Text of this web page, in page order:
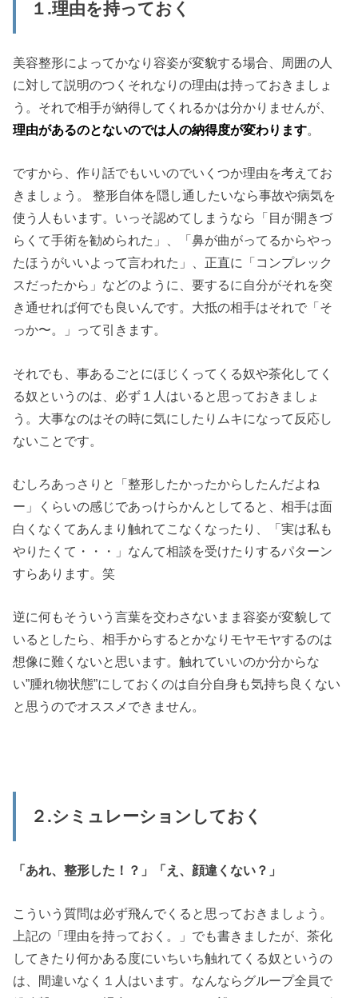
１.理由を持っておく
美容整形によってかなり容姿が変貌する場合、周囲の人
に対して説明のつくそれなりの理由は持っておきましょ
う。それで相手が納得してくれるかは分かりませんが、
理由があるのとないのでは人の納得度が変わります。
ですから、作り話でもいいのでいくつか理由を考えてお
きましょう。 整形自体を隠し通したいなら事故や病気を
使う人もいます。いっそ認めてしまうなら「目が開きづ
らくて手術を勧められた」、「鼻が曲がってるからやっ
たほうがいいよって言われた」、正直に「コンプレック
スだったから」などのように、要するに自分がそれを突
き通せれば何でも良いんです。大抵の相手はそれで「そ
っか〜。」って引きます。
それでも、事あるごとにほじくってくる奴や茶化してく
る奴というのは、必ず１人はいると思っておきましょ
う。大事なのはその時に気にしたりムキになって反応し
ないことです。
むしろあっさりと「整形したかったからしたんだよね
ー」くらいの感じであっけらかんとしてると、相手は面
白くなくてあんまり触れてこなくなったり、「実は私も
やりたくて・・・」なんて相談を受けたりするパターン
すらあります。笑
逆に何もそういう言葉を交わさないまま容姿が変貌して
いるとしたら、相手からするとかなりモヤモヤするのは
想像に難くないと思います。触れていいのか分からな
い”腫れ物状態”にしておくのは自分自身も気持ち良くない
と思うのでオススメできません。
２.シミュレーションしておく
「あれ、整形した！？」「え、顔違くない？」
こういう質問は必ず飛んでくると思っておきましょう。
上記の「理由を持っておく。」でも書きましたが、茶化
してきたり何かある度にいちいち触れてくる奴というの
は、間違いなく１人はいます。なんならグループ全員で